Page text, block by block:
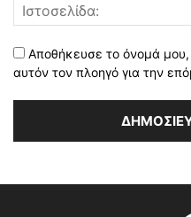
Αποθήκευσε το όνομά μου,
αυτόν τον πλοηγό για την